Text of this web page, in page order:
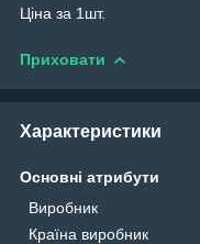
Ціна за 1шт.
Приховати
Характеристики
Основні атрибути
Виробник
Країна виробник